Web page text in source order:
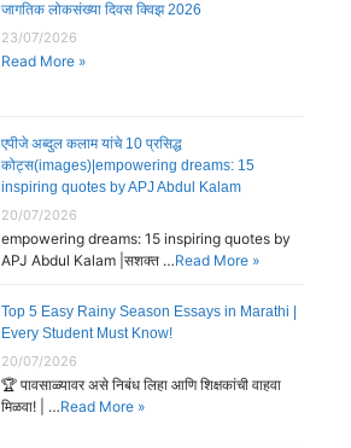
जागतिक लोकसंख्या दिवस क्विझ 2026
23/07/2026
Read More »
एपीजे अब्दुल कलाम यांचे 10 प्रसिद्ध
कोट्स(images)|empowering dreams: 15
inspiring quotes by APJ Abdul Kalam
20/07/2026
empowering dreams: 15 inspiring quotes by
APJ Abdul Kalam |सशक्त …Read More »
Top 5 Easy Rainy Season Essays in Marathi |
Every Student Must Know!
20/07/2026
🏆 पावसाळ्यावर असे निबंध लिहा आणि शिक्षकांची वाहवा
मिळवा! | …Read More »